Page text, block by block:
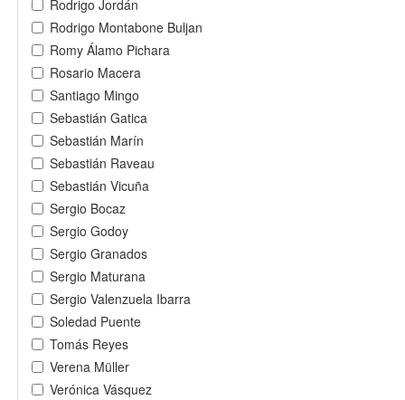
Rodrigo Jordán
Rodrigo Montabone Buljan
Romy Álamo Pichara
Rosario Macera
Santiago Mingo
Sebastián Gatica
Sebastián Marín
Sebastián Raveau
Sebastián Vicuña
Sergio Bocaz
Sergio Godoy
Sergio Granados
Sergio Maturana
Sergio Valenzuela Ibarra
Soledad Puente
Tomás Reyes
Verena Müller
Verónica Vásquez